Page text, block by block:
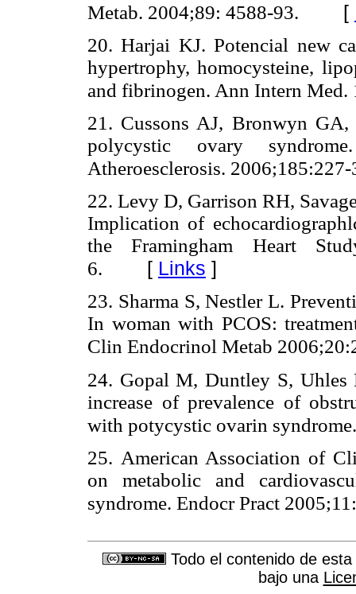
Metab. 2004;89: 4588-93. [
20. Harjai KJ. Potencial new
hypertrophy, homocysteine,
and fibrinogen. Ann Intern Med.
21. Cussons AJ, Bronwyn GA,
polycystic ovary
Atheroesclerosis. 2006;185:227-
22. Levy D, Garrison RH,
Implication of
the Framingham Heart
6. [ Links ]
23. Sharma S, Nestler L.
In woman with PCOS:
Clin Endocrinol Metab
24. Gopal M, Duntley S,
increase of prevalence of
with potycystic ovarin
25. American Association of
on metabolic and
syndrome. Endocr Pract
Todo el contenido de
bajo una